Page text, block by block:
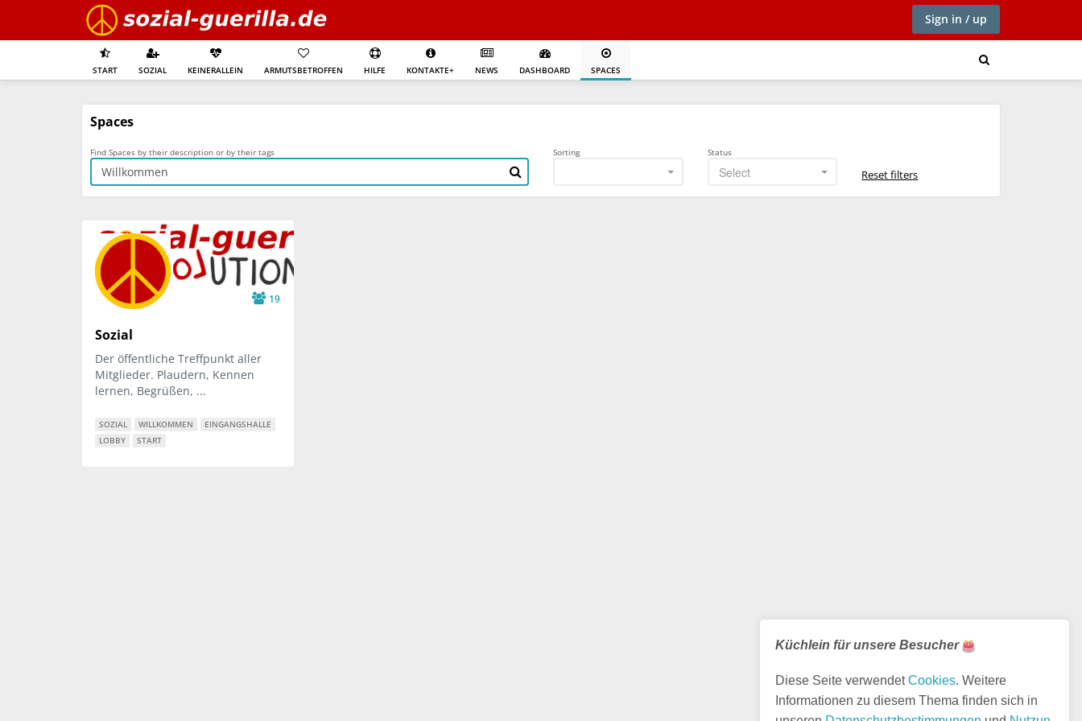
Küchlein für unsere Besucher
Diese Seite verwendetCookies. Weitere
Informationen zu diesem Thema finden sich in
Sign in / up
START SOZIAL KEINERALLEIN ARMUTSBETROFFEN HILFE KONTAKTE+ NEWS DASHBOARD SPACES
Spaces
Find Spaces by their description or by their tags Sorting Status
Select Reset filters
19
Sozial
Der öffentliche Treffpunkt aller
Mitglieder. Plaudern, Kennen
lernen, Begrüßen, ...
SOZIAL WILLKOMMEN
EINGANGSHALLE
LOBBY
START